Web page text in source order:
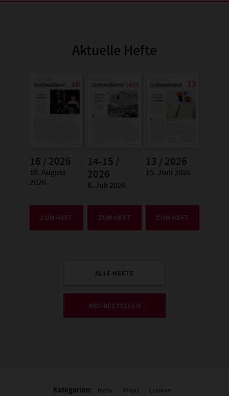
Aktuelle Hefte
16 / 2026
:
10. August
2026
ZUM HEFT
14-15 /
2026
:
6. Juli 2026
ZUM HEFT
13 / 2026
:
15. Juni 2026
ZUM HEFT
ALLE HEFTE
ABO BESTELLEN
Kategorien: Hefte Praxis Lexikon